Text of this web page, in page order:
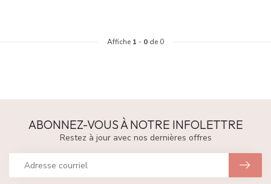
Affiche 1 - 0 de 0
ABONNEZ-VOUS À NOTRE INFOLETTRE
Restez à jour avec nos dernières offres